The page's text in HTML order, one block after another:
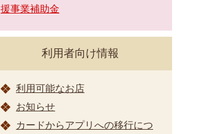
援事業補助金
利用者向け情報
利用可能なお店
お知らせ
カードからアプリへの移行につ